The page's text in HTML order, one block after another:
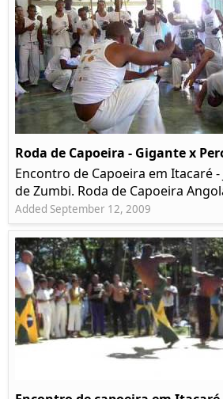
Roda de Capoeira - Gigante x
Encontro de Capoeira em Itacaré -
de Zumbi. Roda de Capoeira
Added September 12, 2009